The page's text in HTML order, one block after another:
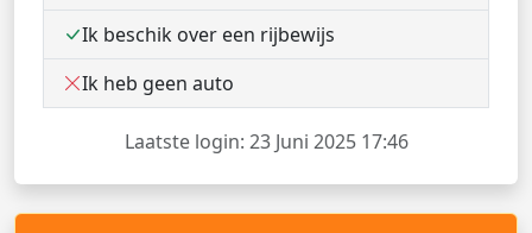
Ik beschik over een rijbewijs
Ik heb geen auto
Laatste login: 23 Juni 2025 17:46